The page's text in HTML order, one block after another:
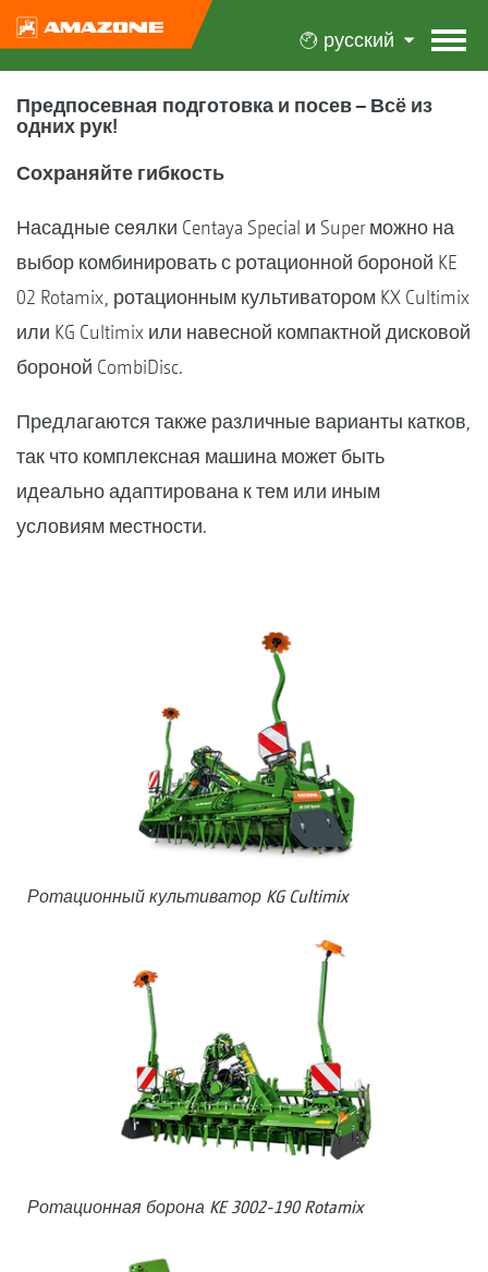
русский
Предпосевная подготовка и посев – Всё из
одних рук!
Сохраняйте гибкость
Насадные сеялки Centaya Special и Super можно на
выбор комбинировать с ротационной бороной KE
02 Rotamix, ротационным культиватором KX Cultimix
или KG Cultimix или навесной компактной дисковой
бороной CombiDisc.
Предлагаются также различные варианты катков,
так что комплексная машина может быть
идеально адаптирована к тем или иным
условиям местности.
Ротационный культиватор KG Cultimix
Ротационная борона KE 3002-190 Rotamix